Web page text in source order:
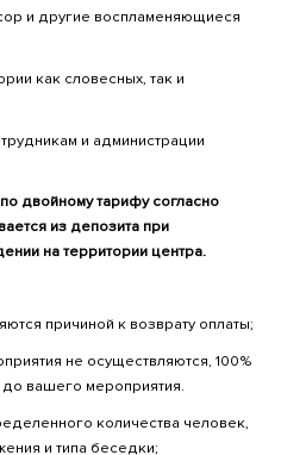
матом.
напитки вне зоны
центра в близи
присмотра.
территории
отдыха в местах
проводить гостя с